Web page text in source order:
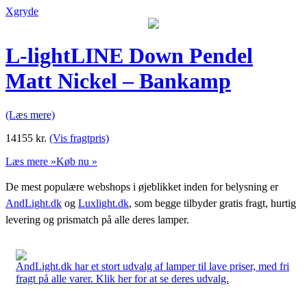
Xgryde
L-lightLINE Down Pendel
Matt Nickel – Bankamp
(Læs mere)
14155 kr. (Vis fragtpris)
Læs mere »Køb nu »
De mest populære webshops i øjeblikket inden for belysning er
AndLight.dk og Luxlight.dk, som begge tilbyder gratis fragt, hurtig
levering og prismatch på alle deres lamper.
AndLight.dk har et stort udvalg af lamper til lave priser, med fri
fragt på alle varer. Klik her for at se deres udvalg.